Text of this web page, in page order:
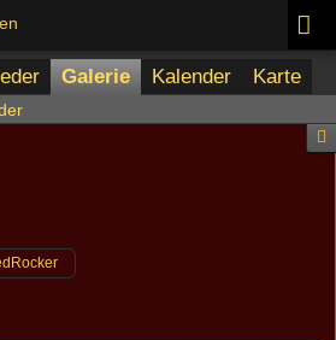
Galerie Kalender Karte